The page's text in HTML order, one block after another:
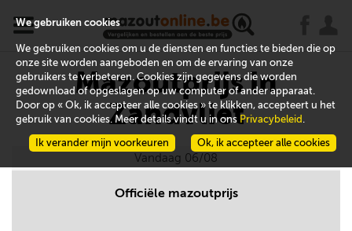
x
Mazoutprijs in
Zandvliet
Vandaag 06/08
Officiële mazoutprijs
We gebruiken cookies
We gebruiken cookies om u de diensten en functies te bieden die op
onze site worden aangeboden en om de ervaring van onze
gebruikers te verbeteren. Cookies zijn gegevens die worden
gedownload of opgeslagen op uw computer of ander apparaat.
Door op « Ok, ik accepteer alle cookies » te klikken, accepteert u het
gebruik van cookies. Meer details vindt u in ons Privacybeleid .
Ok, ik accepteer alle cookies
Ik verander mijn voorkeuren